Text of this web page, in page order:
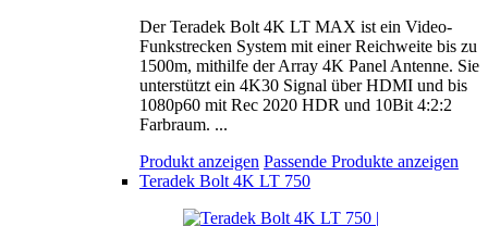
Der Teradek Bolt 4K LT MAX ist ein Video-
Funkstrecken System mit einer Reichweite bis zu
1500m, mithilfe der Array 4K Panel Antenne. Sie
unterstützt ein 4K30 Signal über HDMI und bis
1080p60 mit Rec 2020 HDR und 10Bit 4:2:2
Farbraum. ...
Produkt anzeigen Passende Produkte anzeigen
Teradek Bolt 4K LT 750